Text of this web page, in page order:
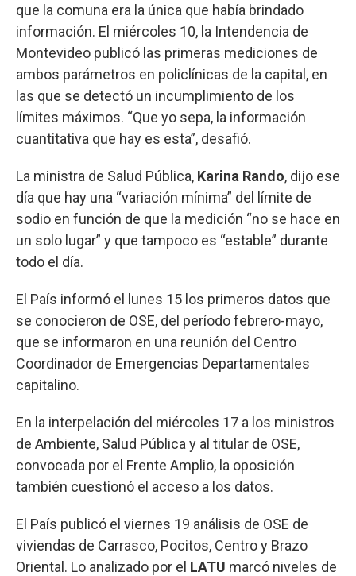
que la comuna era la única que había brindado
información. El miércoles 10, la Intendencia de
Montevideo publicó las primeras mediciones de
ambos parámetros en policlínicas de la capital, en
las que se detectó un incumplimiento de los
límites máximos. “Que yo sepa, la información
cuantitativa que hay es esta”, desafió.
La ministra de Salud Pública, Karina Rando, dijo ese
día que hay una “variación mínima” del límite de
sodio en función de que la medición “no se hace en
un solo lugar” y que tampoco es “estable” durante
todo el día.
El País informó el lunes 15 los primeros datos que
se conocieron de OSE, del período febrero-mayo,
que se informaron en una reunión del Centro
Coordinador de Emergencias Departamentales
capitalino.
En la interpelación del miércoles 17 a los ministros
de Ambiente, Salud Pública y al titular de OSE,
convocada por el Frente Amplio, la oposición
también cuestionó el acceso a los datos.
El País publicó el viernes 19 análisis de OSE de
viviendas de Carrasco, Pocitos, Centro y Brazo
Oriental. Lo analizado por el LATU marcó niveles de